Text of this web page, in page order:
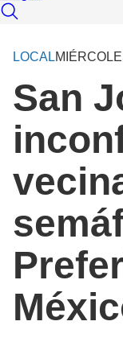
LOCAL
San